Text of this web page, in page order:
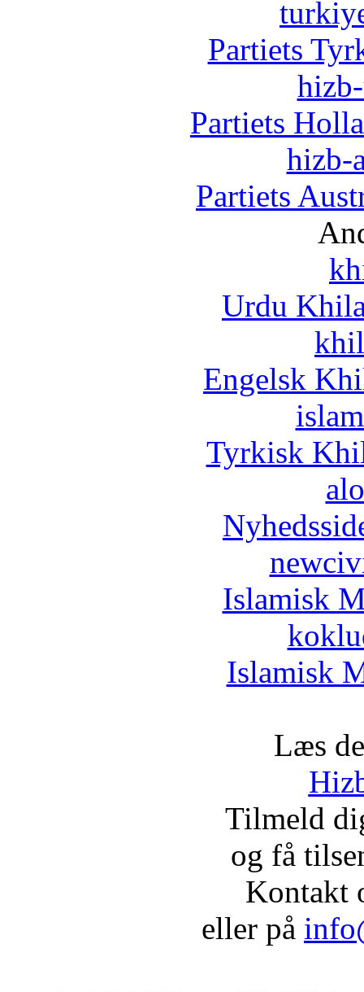
Partiets
Partiets
hizb-
Partiets
Urdu
Engelsk
Tyrkisk
Islamisk
Islamisk
Læs
Tilmeld
og få
Kontakt
eller på